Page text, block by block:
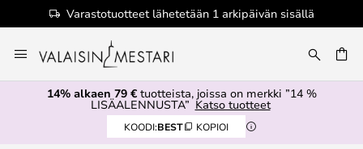
Varastotuotteet lähetetään 1 arkipäivän sisällä
to
Content
14% alkaen 79 €tuotteista, joissa on merkki ”14 %
LISÄALENNUSTA” Katso tuotteet
KOODI:BEST KOPIOI